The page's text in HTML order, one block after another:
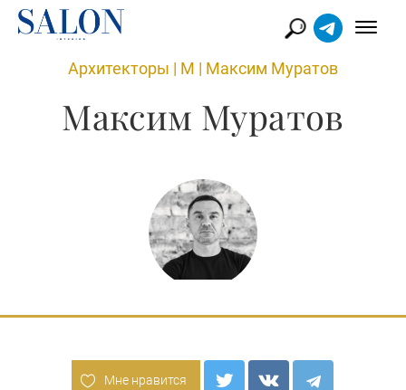
Архитекторы | М | Максим Муратов
Максим Муратов
Мне нравится